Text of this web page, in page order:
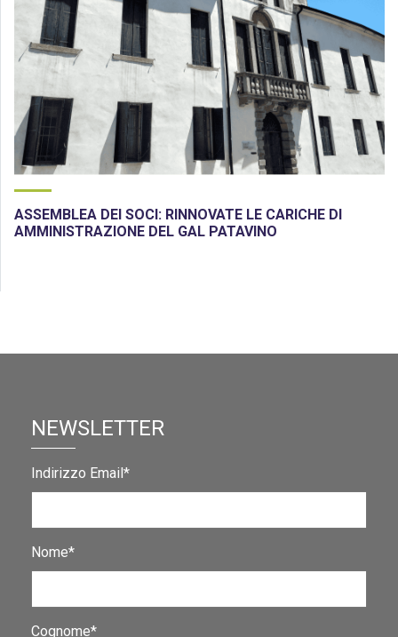
ASSEMBLEA DEI SOCI: RINNOVATE LE CARICHE DI
AMMINISTRAZIONE DEL GAL PATAVINO
NEWSLETTER
Indirizzo Email*
Nome*
Cognome*